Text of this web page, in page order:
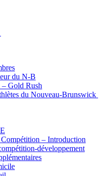
du N-B
– Gold Rush
du Nouveau-Brunswick
– Introduction
développement